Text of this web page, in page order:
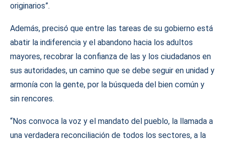
originarios”.
Además, precisó que entre las tareas de su gobierno está
abatir la indiferencia y el abandono hacia los adultos
mayores, recobrar la confianza de las y los ciudadanos en
sus autoridades, un camino que se debe seguir en unidad y
armonía con la gente, por la búsqueda del bien común y
sin rencores.
“Nos convoca la voz y el mandato del pueblo, la llamada a
una verdadera reconciliación de todos los sectores, a la